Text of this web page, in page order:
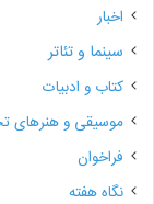
اخبار
سینما و تئاتر
کتاب و ادبیات
موسیقی و هنرهای
فراخوان
نگاه هفته